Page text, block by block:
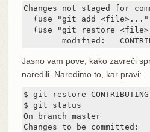
Changes not staged for
(use "git add
(use "git restore
modified:
Jasno vam pove, kako zavreči
naredili. Naredimo to, kar pravi:
$ git restore
$ git status
On branch master
Changes to be committed: